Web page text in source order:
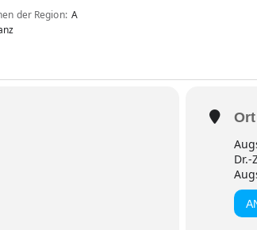
der Region A
Ort